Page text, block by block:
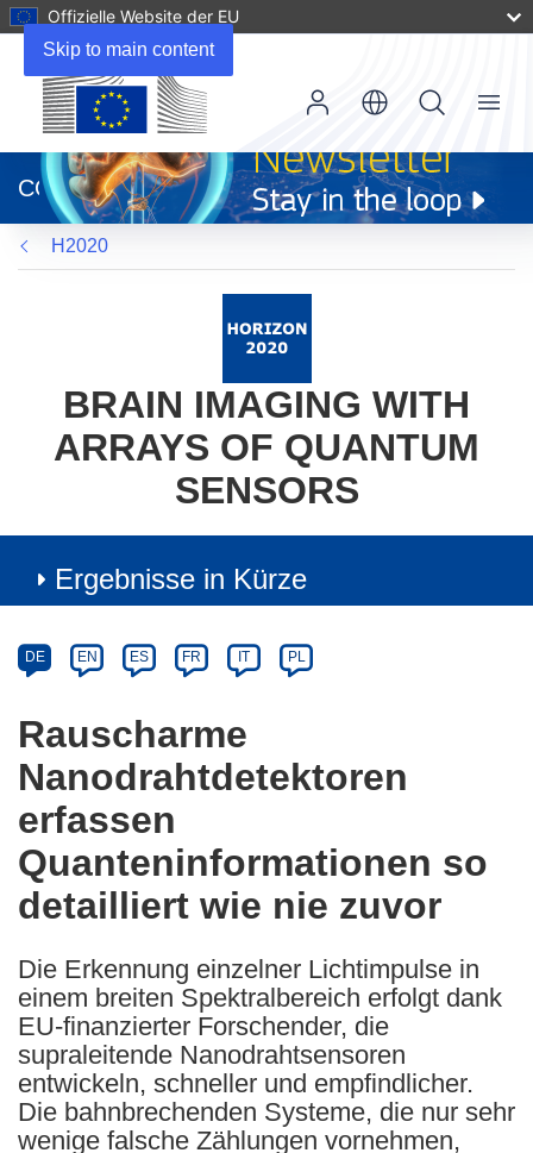
Skip to main content
Offizielle Website der EU
neuem
Fenster)
CORDIS
Menu
H2020
BRAIN IMAGING WITH
ARRAYS OF QUANTUM
SENSORS
Ergebnisse in Kürze
Category
Article
available
the
following
languages:
DE EN ES FR IT PL
Rauscharme
Nanodrahtdetektoren
erfassen
Quanteninformationen so
detailliert wie nie zuvor
Die Erkennung einzelner Lichtimpulse in
einem breiten Spektralbereich erfolgt dank
EU-finanzierter Forschender, die
supraleitende Nanodrahtsensoren
entwickeln, schneller und empfindlicher.
Die bahnbrechenden Systeme, die nur sehr
wenige falsche Zählungen vornehmen,